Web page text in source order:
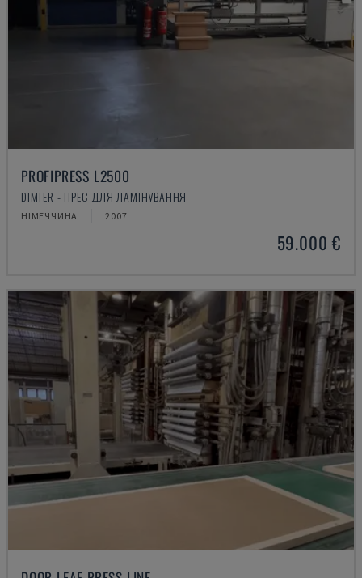
PROFIPRESS L2500
DIMTER - ПРЕС ДЛЯ ЛАМІНУВАННЯ
НІМЕЧЧИНА 2007
59.000 €